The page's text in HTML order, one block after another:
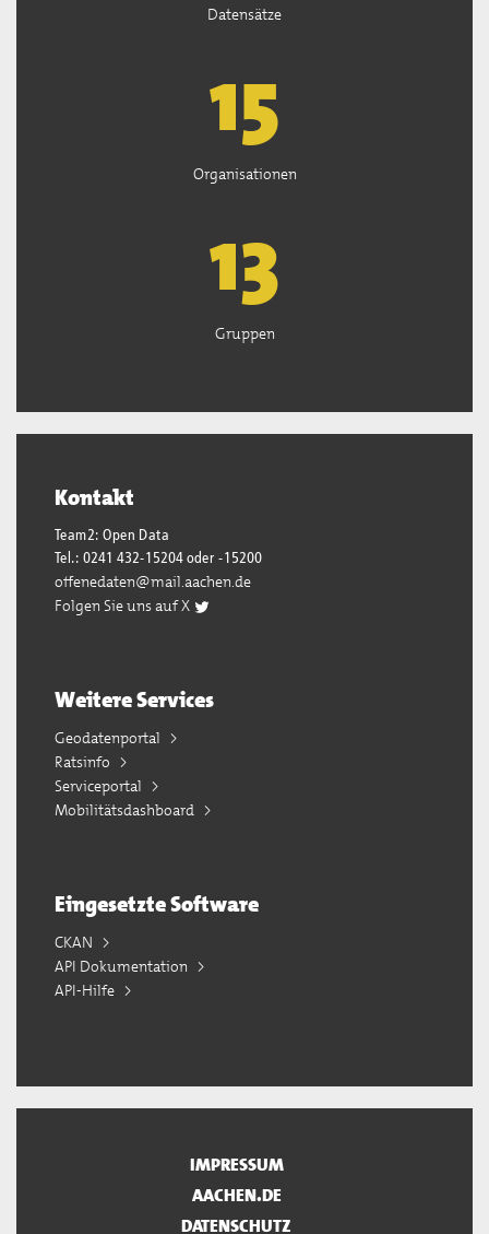
Datensätze
15
Organisationen
13
Gruppen
Kontakt
Team2: Open Data
Tel.: 0241 432-15204 oder -15200
offenedaten@mail.aachen.de
Folgen Sie uns auf X
Weitere Services
Geodatenportal
Ratsinfo
Serviceportal
Mobilitätsdashboard
Eingesetzte Software
CKAN
API Dokumentation
API-Hilfe
IMPRESSUM
AACHEN.DE
DATENSCHUTZ